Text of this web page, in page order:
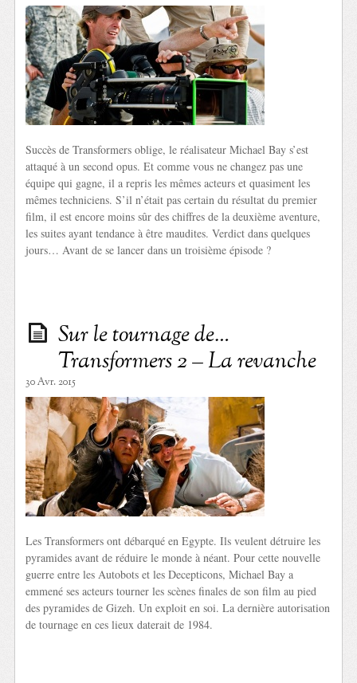
Succès de Transformers oblige, le réalisateur Michael Bay s’est
attaqué à un second opus. Et comme vous ne changez pas une
équipe qui gagne, il a repris les mêmes acteurs et quasiment les
mêmes techniciens. S’il n’était pas certain du résultat du premier
film, il est encore moins sûr des chiffres de la deuxième aventure,
les suites ayant tendance à être maudites. Verdict dans quelques
jours… Avant de se lancer dans un troisième épisode ?
Sur le tournage de…
Transformers 2 – La revanche
30 Avr. 2015
Les Transformers ont débarqué en Egypte. Ils veulent détruire les
pyramides avant de réduire le monde à néant. Pour cette nouvelle
guerre entre les Autobots et les Decepticons, Michael Bay a
emmené ses acteurs tourner les scènes finales de son film au pied
des pyramides de Gizeh. Un exploit en soi. La dernière autorisation
de tournage en ces lieux daterait de 1984.